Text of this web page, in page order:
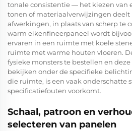
tonale consistentie — het kiezen van
tonen of materiaalverwijzingen
afwerkingen, in plaats van scherp te
warm eikenfineerpaneel wordt
ervaren in een ruimte met koele
ruimte met warme houten vloeren.
fysieke monsters te bestellen en
bekijken onder de specifieke
die ruimte, is een vaak onderschatte
specificatiefouten voorkomt.
Schaal, patroon en
selecteren van panelen